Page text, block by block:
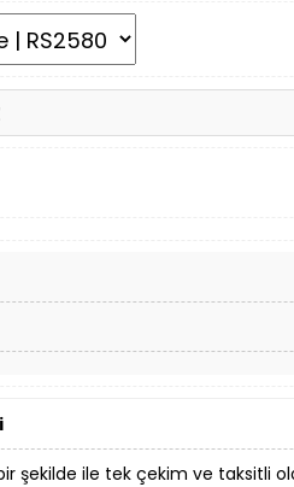
şekilde ile tek çekim ve taksitli